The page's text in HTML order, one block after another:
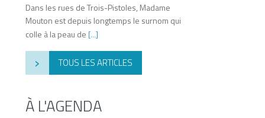
Dans les rues de Trois-Pistoles, Madame
Mouton est depuis longtemps le surnom qui
colle à la peau de [...]
› TOUS LES ARTICLES
À L'AGENDA